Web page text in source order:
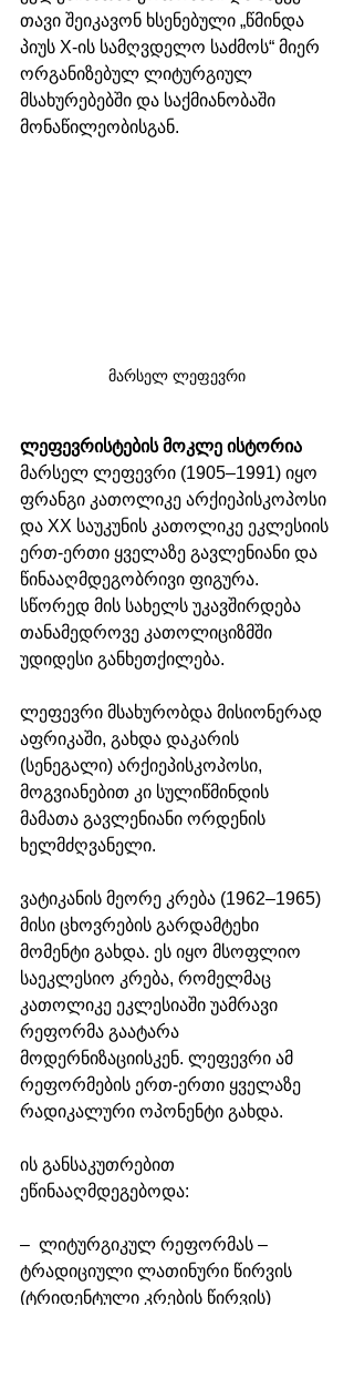
თავი შეიკავონ ხსენებული „წმინდა
პიუს X-ის სამღვდელო საძმოს“ მიერ
ორგანიზებულ ლიტურგიულ
მსახურებებში და საქმიანობაში
მონაწილეობისგან.
მარსელ ლეფევრი
ლეფევრისტების მოკლე ისტორია
მარსელ ლეფევრი (1905–1991) იყო
ფრანგი კათოლიკე არქიეპისკოპოსი
და XX საუკუნის კათოლიკე ეკლესიის
ერთ-ერთი ყველაზე გავლენიანი და
წინააღმდეგობრივი ფიგურა.
სწორედ მის სახელს უკავშირდება
თანამედროვე კათოლიციზმში
უდიდესი განხეთქილება.
ლეფევრი მსახურობდა მისიონერად
აფრიკაში, გახდა დაკარის
(სენეგალი) არქიეპისკოპოსი,
მოგვიანებით კი სულიწმინდის
მამათა გავლენიანი ორდენის
ხელმძღვანელი.
ვატიკანის მეორე კრება (1962–1965)
მისი ცხოვრების გარდამტეხი
მომენტი გახდა. ეს იყო მსოფლიო
საეკლესიო კრება, რომელმაც
კათოლიკე ეკლესიაში უამრავი
რეფორმა გაატარა
მოდერნიზაციისკენ. ლეფევრი ამ
რეფორმების ერთ-ერთი ყველაზე
რადიკალური ოპონენტი გახდა.
ის განსაკუთრებით
ეწინააღმდეგებოდა:
–  ლიტურგიკულ რეფორმას –
ტრადიციული ლათინური წირვის
(ტრიდენტული კრების წირვის)